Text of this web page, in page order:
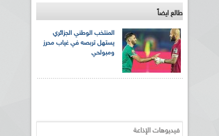
طالع ايضاً
المنتخب الوطني الجزائري
يستهل تربصه في غياب محرز
ومبولحي
فيديوهات الإذاعة